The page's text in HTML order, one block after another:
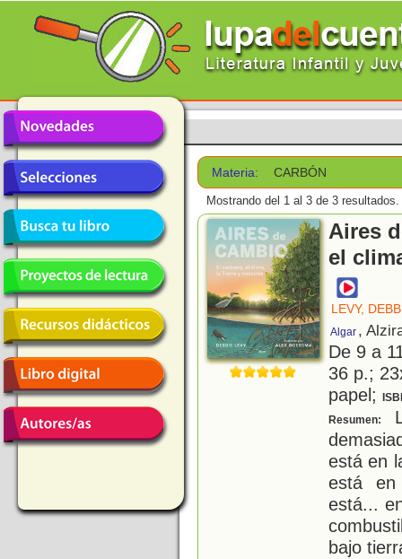
Materia: CARBÓN
Mostrando del 1 al 3 de 3 resultados.
Aires
el
LEVY,
Algar ,
De 9 a
36 p.;
papel;
Resumen:
está en
está en
está...
bajo